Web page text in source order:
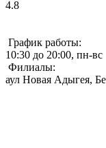
4.8
График работы:
10:30 до 20:00, пн-вс
Филиалы:
аул Новая Адыгея,